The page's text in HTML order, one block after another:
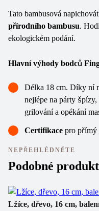
Tato bambusová
přírodního bambusu.
ekologickém podání.
Hlavní výhody bodců
Délka 18 cm. Díky ní
nejlépe na párty
grilování a opékání
Certifikace pro přímý
NEPŘEHLÉDNĚTE
Podobné
Lžíce, dřevo, 16 cm,